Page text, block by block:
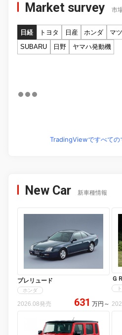
Market survey 市
日経 トヨタ 日産 ホンダ マ
SUBARU
日野 ヤマハ発動機
TradingViewですべての
New Car 新車種情報
プレリュード
ホンダ
2026.08発売 631 万円 ～
Ｇ